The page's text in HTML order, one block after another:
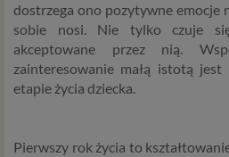
dostrzega ono pozytywne emocje
sobie nosi. Nie tylko czuje
akceptowane przez nią.
zainteresowanie małą istotą
etapie życia dziecka.
Pierwszy rok życia to